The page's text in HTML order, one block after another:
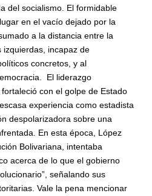
del socialismo. El formidable
en el vacío dejado por la
a la distancia entre la
izquierdas, incapaz de
concretos, y al
El liderazgo
ó con el golpe de Estado
experiencia como estadista
despolarizadora sobre una
En esta época, López
Bolivariana, intentaba
acerca de lo que el gobierno
señalando sus
Vale la pena mencionar